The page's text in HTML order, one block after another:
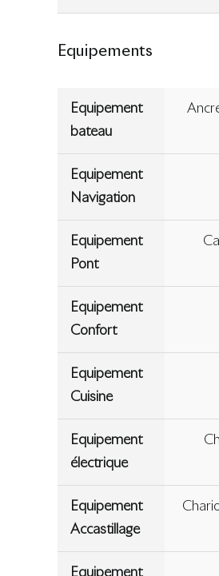
Equipements
Equipement
bateau
Equipement
Navigation
Equipement
Pont
Equipement
Confort
Equipement
Cuisine
Equipement
électrique
Equipement
Accastillage
Equipement